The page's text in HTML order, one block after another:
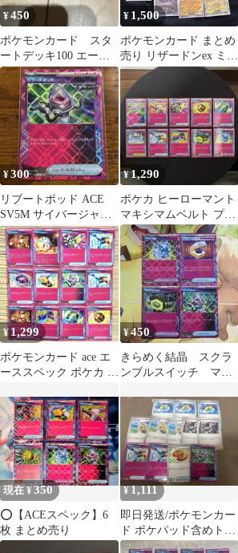
¥450
ポケモンカード スタ
ートデッキ100 エース
スペック ノーマル仕
様 2枚
¥ 1,500
ポケモンカード まとめ
売り リザードンex ミラ
イドンex 他
¥300
リブートポッド ACE
SV5M サイバージャッ
ジ 063/071
¥1,290
ポケカ ヒーローマント
マキシマムベルト プラ
イムキャッチャー ACE
10枚
¥ 1,299
ポケモンカード ace エ
ーススペック ポケカ ま
¥450
きらめく結晶 スクラ
ンブルスイッチ マキ
トポッド ace
現在 ¥350
⭕️【ACEスペック】6
枚 まとめ売り
¥1,111
即日発送/ポケモンカー
ド ポケパッド含めトレ
ーナーズカード 12枚ま